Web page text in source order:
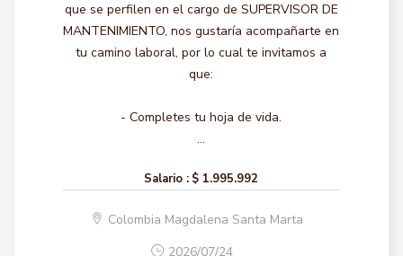
que se perfilen en el cargo de SUPERVISOR DE
MANTENIMIENTO, nos gustaría acompañarte en
tu camino laboral, por lo cual te invitamos a
que:
- Completes tu hoja de vida.
...
Salario : $ 1.995.992
Colombia Magdalena Santa Marta
2026/07/24